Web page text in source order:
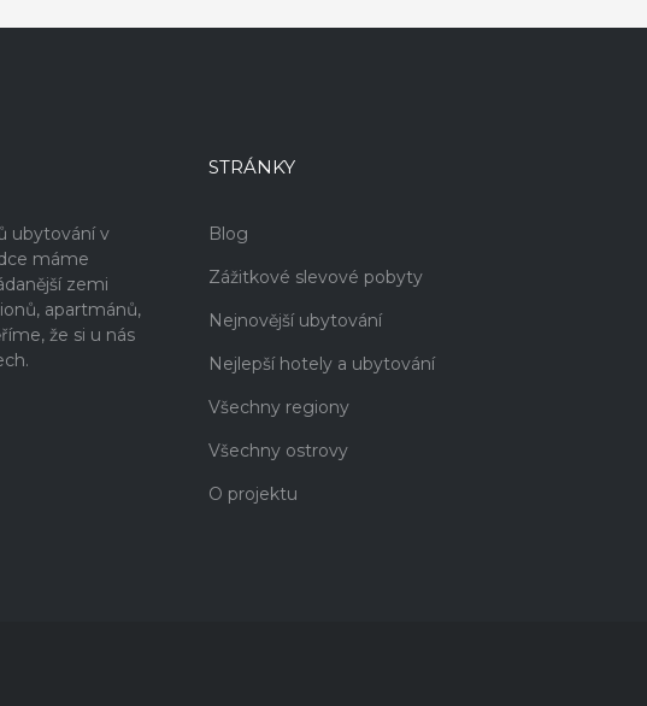
ubytování v
máme
zemi
apartmánů,
že si u nás
STRÁNKY
Blog
Zážitkové slevové pobyty
Nejnovější ubytování
Nejlepší hotely a ubytování
Všechny regiony
Všechny ostrovy
O projektu